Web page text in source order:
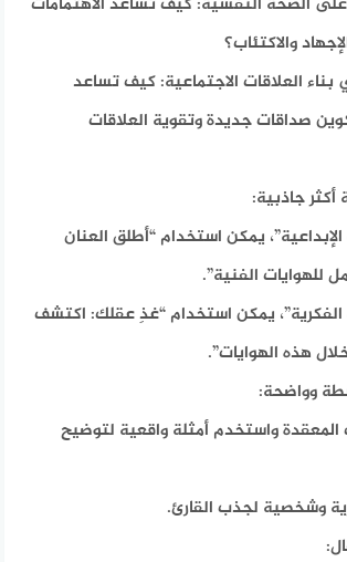
والاكتئاب؟
بناء العلاقات الاجتماعية: كيف تساعد
صداقات جديدة وتقوية العلاقات
أكثر جاذبية:
الإبداعية”، يمكن استخدام “أطلق العنان
للهوايات الفنية”.
الفكرية”، يمكن استخدام “غذِ عقلك: اكتشف
هذه الهوايات”.
وواضحة:
واستخدم أمثلة واقعية لتوضيح
وشخصية لجذب القارئ.